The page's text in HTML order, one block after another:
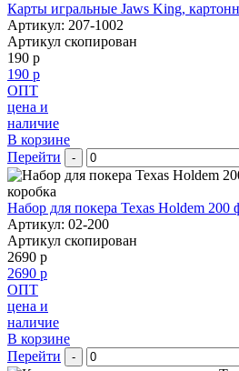
Карты игральные Jaws King,
Артикул: 207-1002
Артикул скопирован
190 р
190 р
ОПТ
цена и
наличие
В корзине
Перейти
-
Набор для покера Texas Holdem 200
Артикул: 02-200
Артикул скопирован
2690 р
2690 р
ОПТ
цена и
наличие
В корзине
Перейти
-